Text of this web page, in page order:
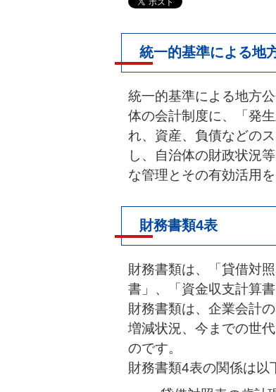
統一的基準による地
統一的基準による地方
体の会計制度に、「発
れ、資産、負債などの
し、自治体の財政状況
な管理とその有効活用を
財務書類4表
財務書類は、「貸借対
書」、「資金収支計算
財務書類は、企業会計
増減状況、今までの世
のです。
財務書類4表の関係は以